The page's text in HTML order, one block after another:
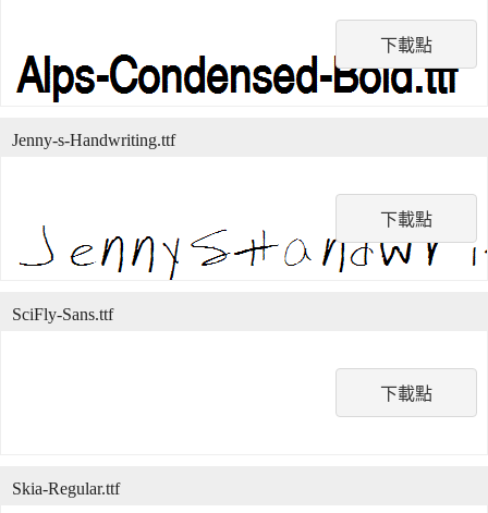
下載點
下載點
Jenny-s-Handwriting.ttf
下載點
SciFly-Sans.ttf
Skia-Regular.ttf